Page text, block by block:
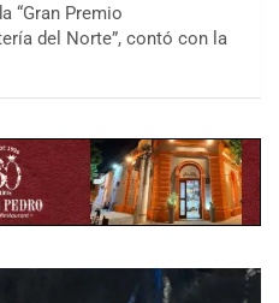
“Gran Premio
del Norte”, contó con la